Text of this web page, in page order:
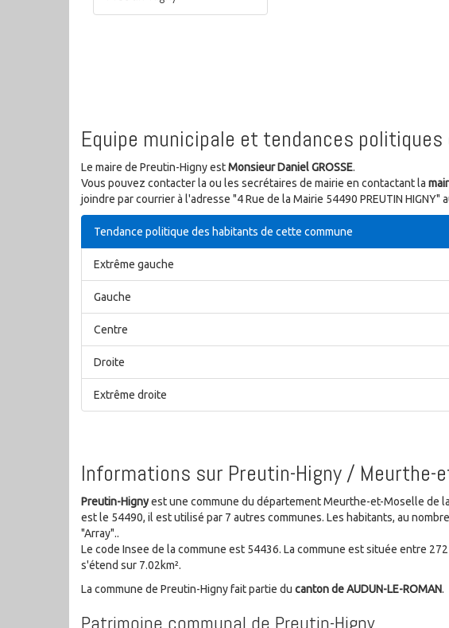
Equipe municipale et tendances
Le maire de Preutin-Higny estMonsieur Daniel GROSSE.
Vous pouvez contacter la ou les secrétaires de mairie en contactant la
joindre par courrier à l'adresse "4 Rue de la Mairie 54490 PREUTIN HIGNY"
Tendance politique des habitants de cette commune
Extrême gauche
Gauche
Centre
Droite
Extrême droite
Informations sur Preutin-Higny / Meurthe-
Preutin-Hignyest une commune du département Meurthe-et-Moselle de
est le 54490, il est utilisé par 7 autres communes. Les habitants, au
"Array"..
Le code Insee de la commune est 54436. La commune est située entre
s'étend sur 7.02km².
La commune de Preutin-Higny fait partie du canton de AUDUN-LE-ROMAN.
Patrimoine communal de Preutin-Higny